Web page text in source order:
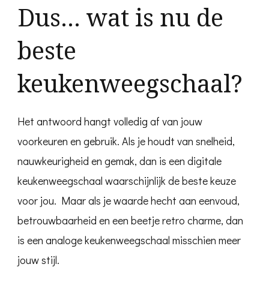
Dus… wat is nu de
beste
keukenweegschaal?
Het antwoord hangt volledig af van jouw
voorkeuren en gebruik. Als je houdt van snelheid,
nauwkeurigheid en gemak, dan is een digitale
keukenweegschaal waarschijnlijk de beste keuze
voor jou. Maar als je waarde hecht aan eenvoud,
betrouwbaarheid en een beetje retro charme, dan
is een analoge keukenweegschaal misschien meer
jouw stijl.